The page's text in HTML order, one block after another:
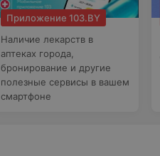
Приложение 103.BY
Наличие лекарств в
аптеках города,
бронирование и другие
полезные сервисы в вашем
смартфоне